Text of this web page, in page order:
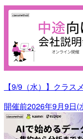
【9/9（水）】クラ
開催前2026年9月9日(